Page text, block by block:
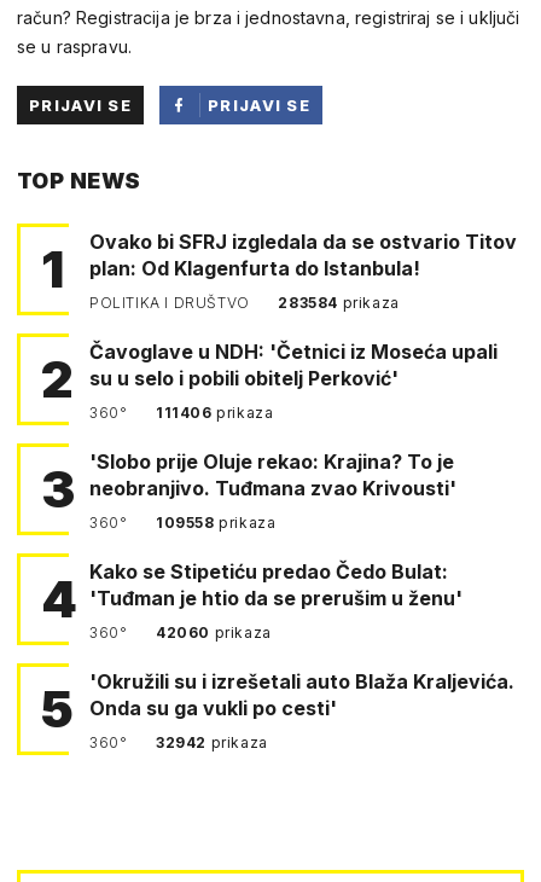
račun? Registracija je brza i jednostavna, registriraj se i uključi
se u raspravu.
PRIJAVI SE
PRIJAVI SE
TOP NEWS
1
Ovako bi SFRJ izgledala da se ostvario Titov
plan: Od Klagenfurta do Istanbula!
POLITIKA I DRUŠTVO 283584 prikaza
2
Čavoglave u NDH: 'Četnici iz Moseća upali
su u selo i pobili obitelj Perković'
360° 111406prikaza
3
'Slobo prije Oluje rekao: Krajina? To je
neobranjivo. Tuđmana zvao Krivousti'
360° 109558prikaza
4 Kako se Stipetiću predao Čedo Bulat:
'Tuđman je htio da se prerušim u ženu'
360° 42060 prikaza
5
'Okružili su i izrešetali auto Blaža Kraljevića.
Onda su ga vukli po cesti'
360° 32942 prikaza